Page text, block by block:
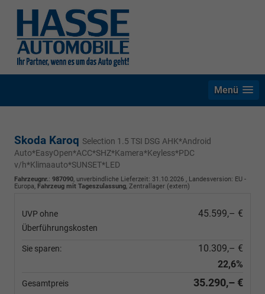
Menü
Skoda Karoq Selection 1.5 TSI DSG AHK*Android
Auto*EasyOpen*ACC*SHZ*Kamera*Keyless*PDC
v/h*Klimaauto*SUNSET*LED
Fahrzeugnr.: 987090, unverbindliche Lieferzeit: 31.10.2026 , Landesversion: EU -
Europa, Fahrzeug mit Tageszulassung, Zentrallager (extern)
UVP ohne
Überführungskosten
45.599,– €
Sie sparen:
10.309,– €
22,6%
Gesamtpreis 35.290,– €